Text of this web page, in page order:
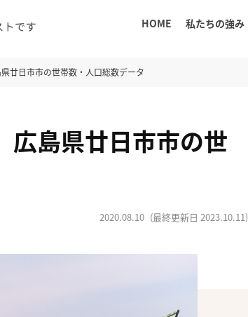
HOME 私たちの強み
廿日市市の世帯数・人口総数データ
広島県廿日市市の世
2020.08.10 (最終更新日 2023.10.11)